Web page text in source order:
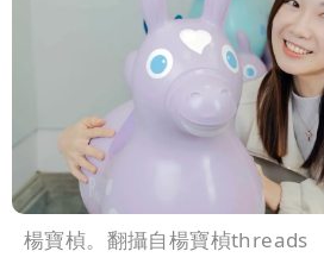
楊寶楨。翻攝自楊寶楨threads